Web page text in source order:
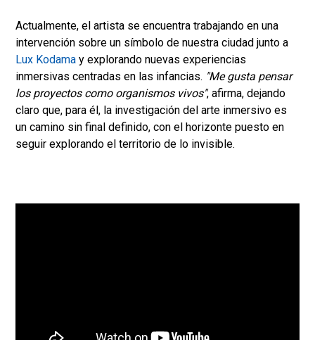
Actualmente, el artista se encuentra trabajando en una
intervención sobre un símbolo de nuestra ciudad junto a
Lux Kodama y explorando nuevas experiencias
inmersivas centradas en las infancias. "Me gusta pensar
los proyectos como organismos vivos", afirma, dejando
claro que, para él, la investigación del arte inmersivo es
un camino sin final definido, con el horizonte puesto en
seguir explorando el territorio de lo invisible.